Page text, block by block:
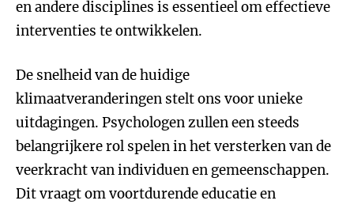
en andere disciplines is essentieel om effectieve
interventies te ontwikkelen.
De snelheid van de huidige
klimaatveranderingen stelt ons voor unieke
uitdagingen. Psychologen zullen een steeds
belangrijkere rol spelen in het versterken van de
veerkracht van individuen en gemeenschappen.
Dit vraagt om voortdurende educatie en